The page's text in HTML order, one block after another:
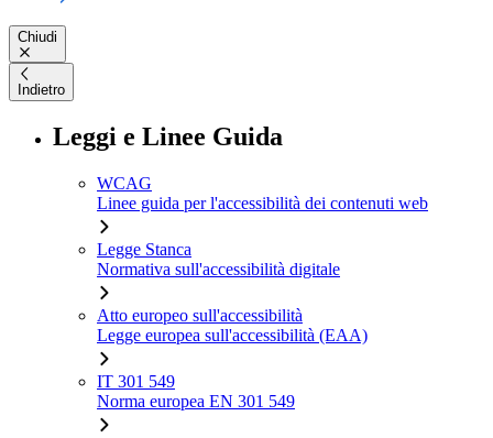
Chiudi
Indietro
Leggi e Linee Guida
WCAG
Linee guida per l'accessibilità dei contenuti web
Legge Stanca
Normativa sull'accessibilità digitale
Atto europeo sull'accessibilità
Legge europea sull'accessibilità (EAA)
IT 301 549
Norma europea EN 301 549